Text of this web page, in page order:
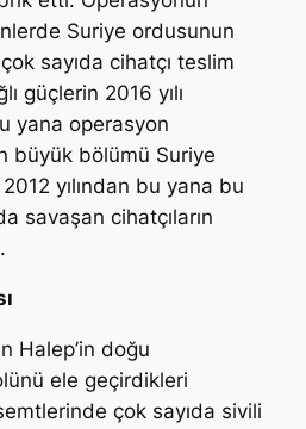
Suriye ordusunun
sayıda cihatçı teslim
güçlerin 2016 yılı
yana operasyon
büyük bölümü Suriye
2012 yılından bu yana bu
savaşan cihatçıların
Halep’in doğu
ele geçirdikleri
çok sayıda sivili